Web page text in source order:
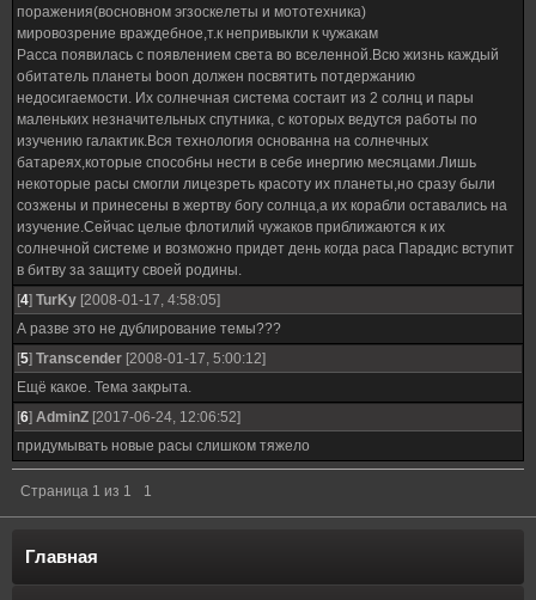
поражения(восновном эгзоскелеты и мототехника)
мировозрение враждебное,т.к непривыкли к чужакам
Расса появилась с появлением света во вселенной.Всю жизнь каждый
обитатель планеты boon должен посвятить потдержанию
недосигаемости. Их солнечная система состаит из 2 солнц и пары
маленьких незначительных спутника, с которых ведутся работы по
изучению галактик.Вся технология основанна на солнечных
батареях,которые способны нести в себе инергию месяцами.Лишь
некоторые расы смогли лицезреть красоту их планеты,но сразу были
созжены и принесены в жертву богу солнца,а их корабли оставались на
изучение.Сейчас целые флотилий чужаков приближаются к их
солнечной системе и возможно придет день когда раса Парадис вступит
в битву за защиту своей родины.
[4] TurKy [2008-01-17, 4:58:05]
А разве это не дублирование темы???
[5] Transcender [2008-01-17, 5:00:12]
Ещё какое. Тема закрыта.
[6] AdminZ [2017-06-24, 12:06:52]
придумывать новые расы слишком тяжело
Страница 1 из 1 1
Главная